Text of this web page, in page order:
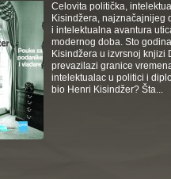
Celovita politička,
Kisindžera, najznačajnijeg
i intelektualna avantura
modernog doba. Sto
Kisindžera u izvrsnoj knjizi
prevazilazi granice
intelektualac u politici i
bio Henri Kisindžer? Šta...